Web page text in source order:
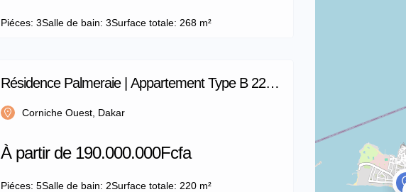
Piéces: 3Salle de bain: 3Surface totale: 268 m²
Piéces: 5Salle de bain: 2Surface totale: 220 m²
Résidence Palmeraie | Appartement Type B 220
Corniche Ouest, Dakar
À partir de 190.000.000Fcfa